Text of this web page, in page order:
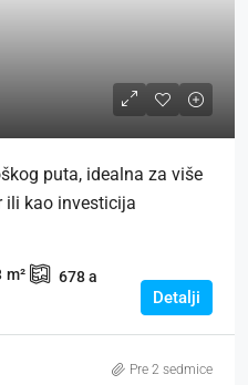
puta, idealna za više
ili kao investicija
m² 678a
Detalji
Pre 2 sedmice